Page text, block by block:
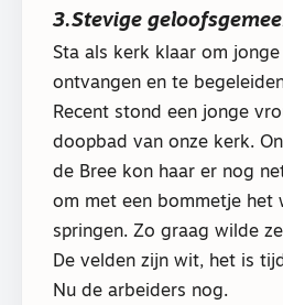
3.Stevige
Sta als kerk klaar om
ontvangen en te
Recent stond een jonge
doopbad van onze kerk.
de Bree kon haar er nog
om met een bommetje het
springen. Zo graag wilde
De velden zijn wit, het is
Nu de arbeiders nog.